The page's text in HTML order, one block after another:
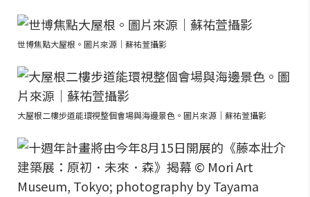
世博焦點大屋根。圖片來源｜蘇祐萱攝影
大屋根二樓步道能環視整個會場與海邊景色。圖片來源｜蘇祐萱攝影